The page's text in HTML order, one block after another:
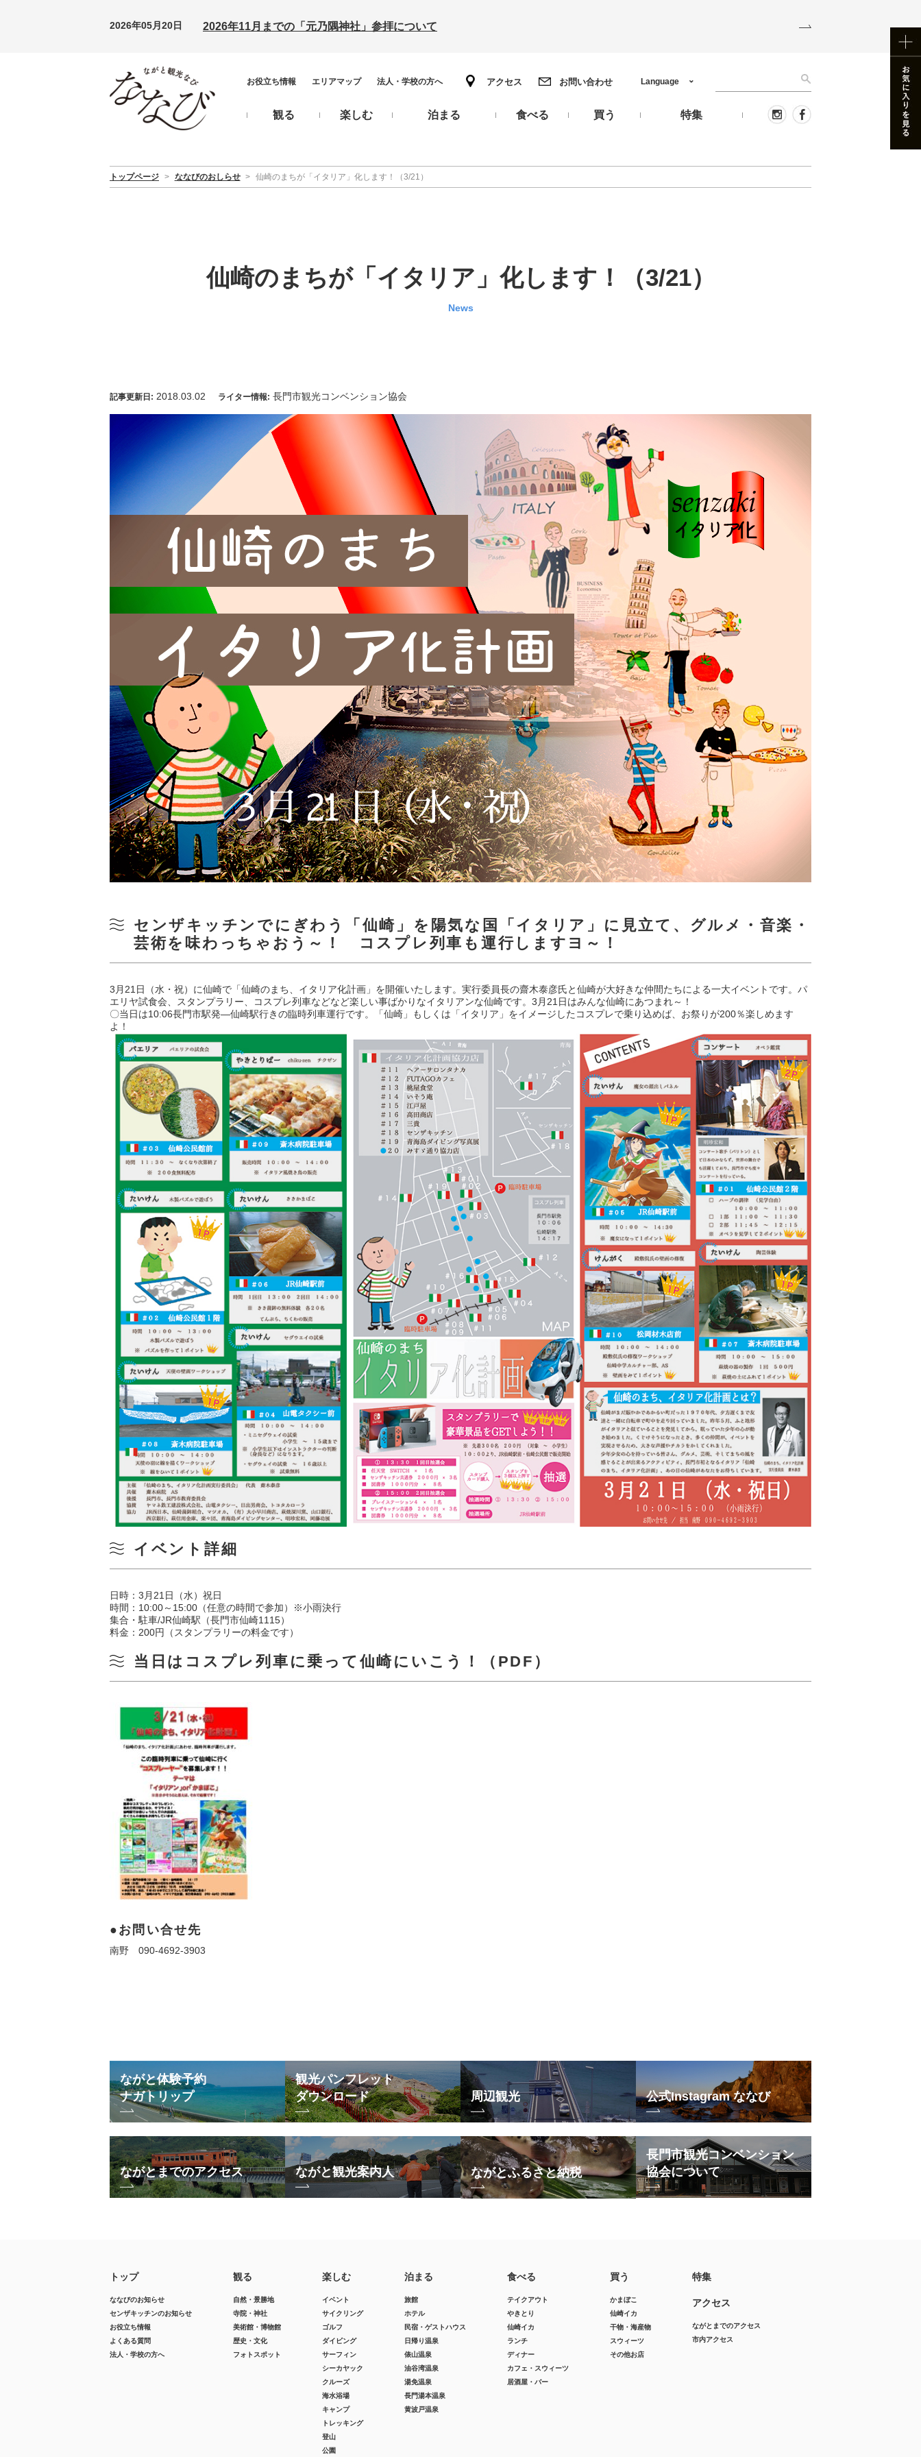
2026年05月20日 2026年11月までの「元乃隅神社」参拝について
お役立ち情報 エリアマップ 法人・学校の方へ アクセス お問い合わせ
観る 楽しむ 泊まる 食べる 買う 特集
Language
トップページ > ななびのおしらせ > 仙崎のまちが「イタリア」化します！（3/21）
仙崎のまちが「イタリア」化します！（3/21）
News
記事更新日: 2018.03.02 ライター情報: 長門市観光コンベンション協会
センザキッチンでにぎわう「仙崎」を陽気な国「イタリア」に見立て、グルメ・音楽・
芸術を味わっちゃおう～！ コスプレ列車も運行しますヨ～！
3月21日（水・祝）に仙崎で「仙崎のまち、イタリア化計画」を開催いたします。実行委員長の齋木泰彦氏と仙崎が大好きな仲間たちによる一大イベントです。パ
エリヤ試食会、スタンプラリー、コスプレ列車などなど楽しい事ばかりなイタリアンな仙崎です。3月21日はみんな仙崎にあつまれ～！
〇当日は10:06長門市駅発―仙崎駅行きの臨時列車運行です。「仙崎」もしくは「イタリア」をイメージしたコスプレで乗り込めば、お祭りが200％楽しめます
よ！
イベント詳細
日時：3月21日（水）祝日
時間：10:00～15:00（任意の時間で参加）※小雨決行
集合・駐車/JR仙崎駅（長門市仙崎1115）
料金：200円（スタンプラリーの料金です）
当日はコスプレ列車に乗って仙崎にいこう！（PDF）
お問い合せ先
南野 090-4692-3903
ながと体験予約
ナガトリップ
観光パンフレット
ダウンロード
周辺観光 公式Instagram ななび
ながとまでのアクセス ながと観光案内人 ながとふるさと納税
長門市観光コンベンション
協会について
トップ
ななびのお知らせ
センザキッチンのお知らせ
お役立ち情報
よくある質問
法人・学校の方へ
観る
自然・景勝地
寺院・神社
美術館・博物館
歴史・文化
フォトスポット
楽しむ
イベント
サイクリング
ゴルフ
ダイビング
サーフィン
シーカヤック
クルーズ
海水浴場
キャンプ
トレッキング
登山
公園
泊まる
旅館
ホテル
民宿・ゲストハウス
日帰り温泉
俵山温泉
油谷湾温泉
湯免温泉
長門湯本温泉
黄波戸温泉
食べる
テイクアウト
やきとり
仙崎イカ
ランチ
ディナー
カフェ・スウィーツ
居酒屋・バー
買う
かまぼこ
仙崎イカ
干物・海産物
スウィーツ
その他お店
特集
アクセス
ながとまでのアクセス
市内アクセス